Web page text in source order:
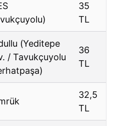
35
TL
(Yeditepe
/ Tavukçuyolu
36
TL
32,5
TL